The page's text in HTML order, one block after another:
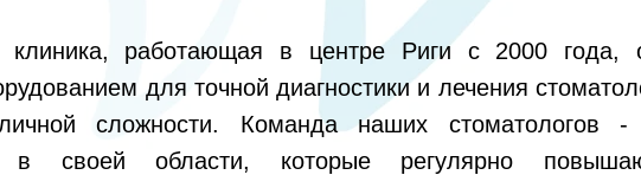
клиника, работающая в центре Риги с 2000 года,
для точной диагностики и лечения
сложности. Команда наших стоматологов -
в своей области, которые регулярно